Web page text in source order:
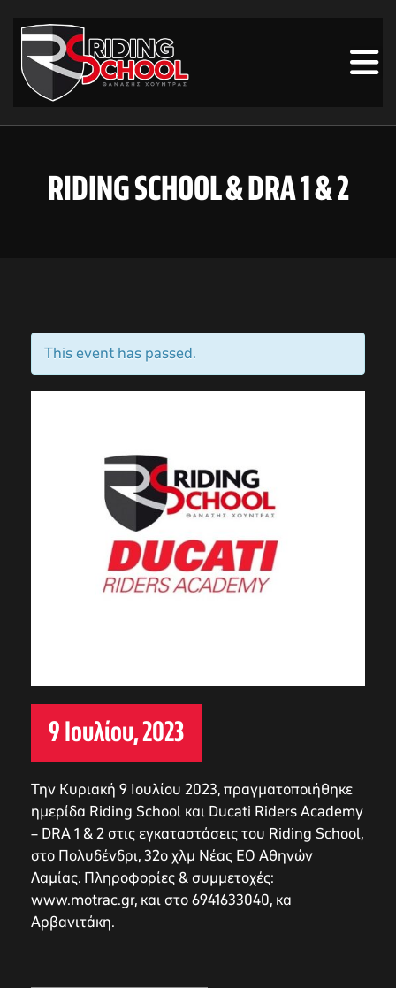
RIDING SCHOOL & DRA 1 & 2
This event has passed.
9 Ιουλίου, 2023
Την Κυριακή 9 Ιουλίου 2023, πραγματοποιήθηκε
ημερίδα Riding School και Ducati Riders Academy
– DRA 1 & 2 στις εγκαταστάσεις του Riding School,
στο Πολυδένδρι, 32ο χλμ Νέας ΕΟ Αθηνών
Λαμίας. Πληροφορίες & συμμετοχές:
www.motrac.gr, και στο 6941633040, κα
Αρβανιτάκη.